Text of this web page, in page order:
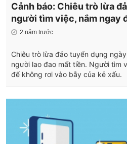
Cảnh báo: Chiêu trò lừa
người tìm việc, nắm ngay
2 năm trước
Chiêu trò lừa đảo tuyển dụng
người lao đao mất tiền. Người tìm
để không rơi vào bẫy của kẻ xấu.